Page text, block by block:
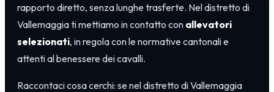
rapporto diretto, senza lunghe trasferte. Nel distretto di
Vallemaggia ti mettiamo in contatto con allevatori
selezionati, in regola con le normative cantonali e
attenti al benessere dei cavalli.
Raccontaci cosa cerchi: se nel distretto di Vallemaggia